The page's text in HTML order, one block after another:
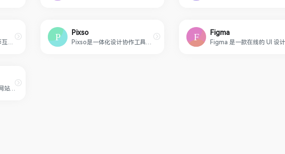
站酷ZCOOL，中国设计师互动平台。深耕设计领域十五年，站酷聚集了1500万设计师、摄影师、插画师、艺术家、创意人，设计创意群体中具有较高的影响力与号召力。
Pixso
Pixso是一体化设计协作工具，助力产研设团队制作原型，UI/UX设计，视觉设计，低代码交付时获得更轻松流畅的工作体验，让团队协作更高效。支持Sketch，Figma格式。
Figma
汇集互联网优质常用设计网站、UI设计资源网站、灵感创意网站、素材资源网站以及资源网站，定时更新分享产品设计书签，是一款简洁易用的导航网站。